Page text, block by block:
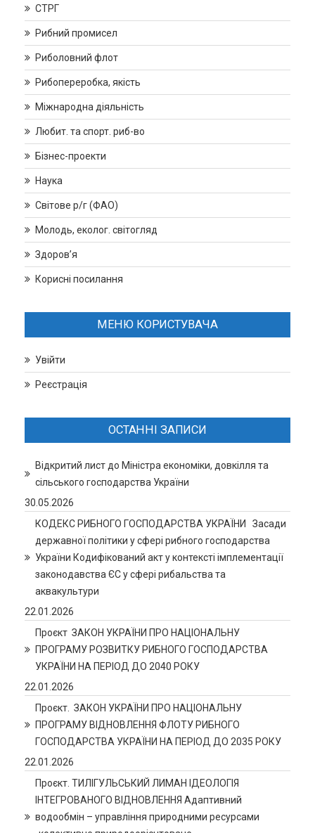
СТРГ
Рибний промисел
Риболовний флот
Рибопереробка, якість
Міжнародна діяльність
Любит. та спорт. риб-во
Бізнес-проекти
Наука
Світове р/г (ФАО)
Молодь, еколог. світогляд
Здоров’я
Корисні посилання
МЕНЮ КОРИСТУВАЧА
Увійти
Реєстрація
ОСТАННІ ЗАПИСИ
Відкритий лист до Міністра економіки, довкілля та
сільського господарства України
30.05.2026
КОДЕКС РИБНОГО ГОСПОДАРСТВА УКРАЇНИ Засади
державної політики у сфері рибного господарства
України Кодифікований акт у контексті імплементації
законодавства ЄС у сфері рибальства та
аквакультури
22.01.2026
Проєкт ЗАКОН УКРАЇНИ ПРО НАЦІОНАЛЬНУ
ПРОГРАМУ РОЗВИТКУ РИБНОГО ГОСПОДАРСТВА
УКРАЇНИ НА ПЕРІОД ДО 2040 РОКУ
22.01.2026
Проєкт. ЗАКОН УКРАЇНИ ПРО НАЦІОНАЛЬНУ
ПРОГРАМУ ВІДНОВЛЕННЯ ФЛОТУ РИБНОГО
ГОСПОДАРСТВА УКРАЇНИ НА ПЕРІОД ДО 2035 РОКУ
22.01.2026
Проєкт. ТИЛІГУЛЬСЬКИЙ ЛИМАН ІДЕОЛОГІЯ
ІНТЕГРОВАНОГО ВІДНОВЛЕННЯ Адаптивний
водообмін – управління природними ресурсами